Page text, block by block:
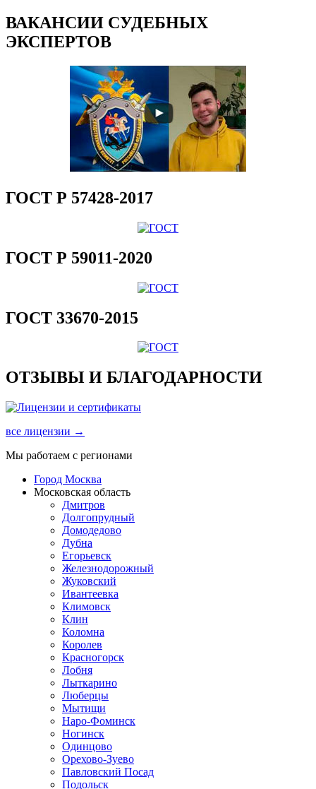
ВАКАНСИИ СУДЕБНЫХ
ЭКСПЕРТОВ
ГОСТ Р 57428-2017
ГОСТ Р 59011-2020
ГОСТ 33670-2015
ОТЗЫВЫ И БЛАГОДАРНОСТИ
все лицензии →
Мы работаем с регионами
Город Москва
Московская область
Дмитров
Долгопрудный
Домодедово
Дубна
Егорьевск
Железнодорожный
Жуковский
Ивантеевка
Климовск
Клин
Коломна
Королев
Красногорск
Лобня
Лыткарино
Люберцы
Мытищи
Наро-Фоминск
Ногинск
Одинцово
Орехово-Зуево
Павловский Посад
Подольск